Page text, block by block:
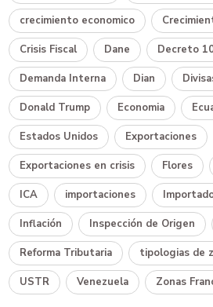
crecimiento economico
Crisis Fiscal Dane Decreto
Demanda Interna Dian
Donald Trump Economia
Estados Unidos Exportaciones
Exportaciones en crisis Flores
ICA importaciones
Inflación Inspección de Origen
Reforma Tributaria tipologias de
USTR Venezuela Zonas